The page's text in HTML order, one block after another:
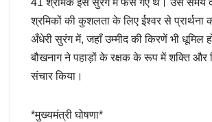
41 श्रमिक इस सुरंग में फँस गए थे। उस समय
श्रमिकों की कुशलता के लिए ईश्वर से
अँधेरी सुरंग में, जहाँ उम्मीद की किरणें भी धूमिल
बौखनाग ने पहाड़ों के रक्षक के रूप में शक्ति और
संचार किया।
*मुख्यमंत्री घोषणा*